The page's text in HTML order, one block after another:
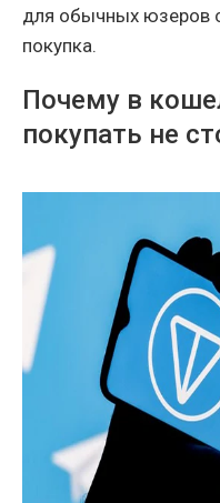
для обычных юзеров
покупка.
Почему в
покупать не